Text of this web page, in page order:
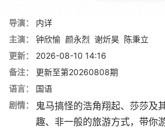
导演：
内详
主演：
钟欣愉 颜永烈 谢炘昊 陈秉立
更新：
2026-08-10 14:16
备注：
更新至第20260808期
语言：
国语
剧情：
鬼马搞怪的浩角翔起、莎莎及
趣、非一般的旅游方式，带你